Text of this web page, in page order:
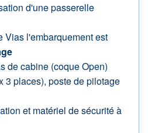
d'une passerelle
Vias l'embarquement est
de cabine (coque Open)
3 places), poste de pilotage
et matériel de sécurité à